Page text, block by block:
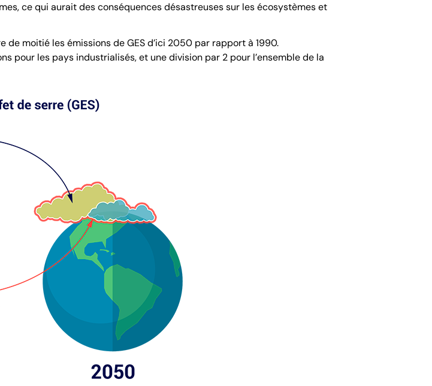
ce qui aurait des conséquences désastreuses sur les écosystèmes et
de moitié les émissions de GES d’ici 2050 par rapport à 1990.
pour les pays industrialisés, et une division par 2 pour l’ensemble de la